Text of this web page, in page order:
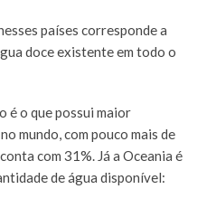
países corresponde a
doce existente em todo o
é o que possui maior
mundo, com pouco mais de
com 31%. Já a Oceania é
de água disponível: